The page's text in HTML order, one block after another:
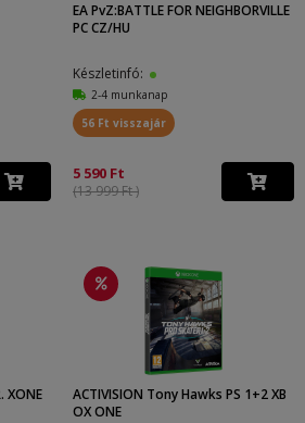
EA PvZ:BATTLE FOR NEIGHBORVILLE
PC CZ/HU
Készletinfó:
2-4 munkanap
56 Ft visszajár
5 590 Ft
(13 999 Ft )
XONE
ACTIVISION Tony Hawks PS 1+2 XB
OX ONE